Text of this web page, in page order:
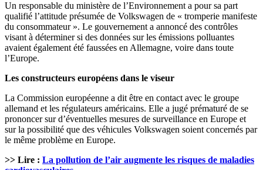
Un responsable du ministère de l’Environnement a pour sa part
qualifié l’attitude présumée de Volkswagen de « tromperie manifeste
du consommateur ». Le gouvernement a annoncé des contrôles
visant à déterminer si des données sur les émissions polluantes
avaient également été faussées en Allemagne, voire dans toute
l’Europe.
Les constructeurs européens dans le viseur
La Commission européenne a dit être en contact avec le groupe
allemand et les régulateurs américains. Elle a jugé prématuré de se
prononcer sur d’éventuelles mesures de surveillance en Europe et
sur la possibilité que des véhicules Volkswagen soient concernés par
le même problème en Europe.
>> Lire : La pollution de l’air augmente les risques de maladies